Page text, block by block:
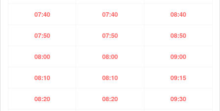
07:40 07:40 08:40
07:50 07:50 08:50
08:00 08:00 09:00
08:10 08:10 09:15
08:20 08:20 09:30